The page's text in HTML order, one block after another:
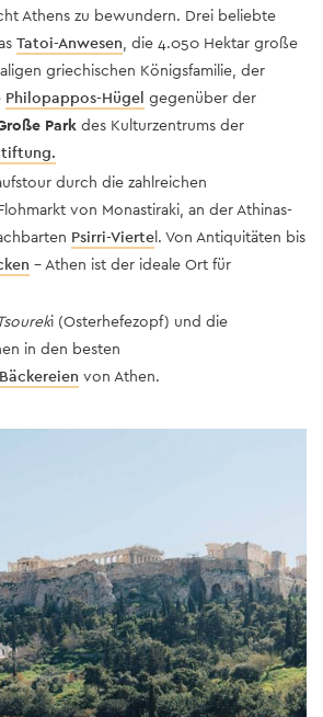
Athens zu bewundern. Drei beliebte
Tatoi-Anwesen, die 4.050 Hektar große
griechischen Königsfamilie, der
Philopappos-Hügel gegenüber der
Park des Kulturzentrums der
durch die zahlreichen
von Monastiraki, an der Athinas-
Psirri-Viertel. Von Antiquitäten bis
– Athen ist der ideale Ort für
i (Osterhefezopf) und die
in den besten
von Athen.